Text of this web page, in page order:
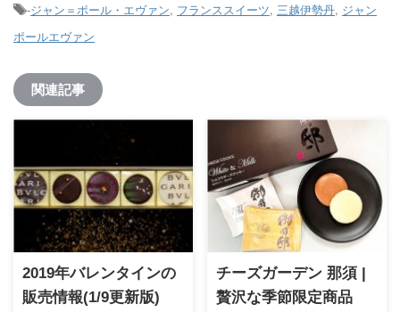
-ジャン＝ポール・エヴァン, フランススイーツ, 三越伊勢丹, ジャン
ポールエヴァン
関連記事
2019年バレンタインの
販売情報(1/9更新版)
チーズガーデン 那須 |
贅沢な季節限定商品